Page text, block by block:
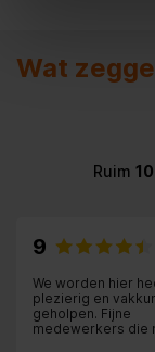
Wat
Ruim
9
We worden hier
plezierig en
geholpen. Fijne
medewerkers die